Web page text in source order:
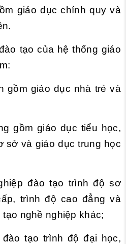
giáo dục chính quy và
tạo của hệ thống giáo
gồm giáo dục nhà trẻ và
gồm giáo dục tiểu học,
sở và giáo dục trung học
đào tạo trình độ sơ
trình độ cao đẳng và
nghề nghiệp khác;
tạo trình độ đại học,